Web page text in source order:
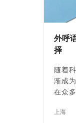
外呼
择
随着
渐成
在众
为了
上海